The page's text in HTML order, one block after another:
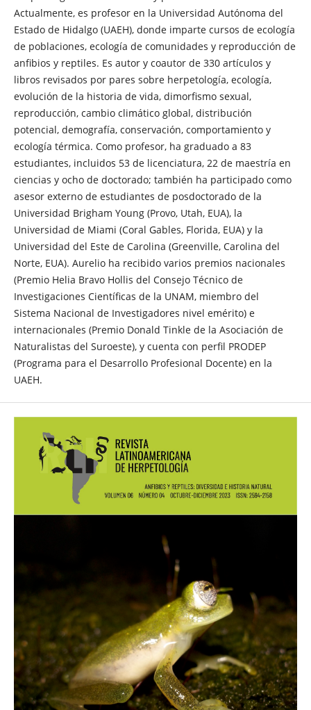
Actualmente, es profesor en la Universidad Autónoma del
Estado de Hidalgo (UAEH), donde imparte cursos de ecología
de poblaciones, ecología de comunidades y reproducción de
anfibios y reptiles. Es autor y coautor de 330 artículos y
libros revisados por pares sobre herpetología, ecología,
evolución de la historia de vida, dimorfismo sexual,
reproducción, cambio climático global, distribución
potencial, demografía, conservación, comportamiento y
ecología térmica. Como profesor, ha graduado a 83
estudiantes, incluidos 53 de licenciatura, 22 de maestría en
ciencias y ocho de doctorado; también ha participado como
asesor externo de estudiantes de posdoctorado de la
Universidad Brigham Young (Provo, Utah, EUA), la
Universidad de Miami (Coral Gables, Florida, EUA) y la
Universidad del Este de Carolina (Greenville, Carolina del
Norte, EUA). Aurelio ha recibido varios premios nacionales
(Premio Helia Bravo Hollis del Consejo Técnico de
Investigaciones Científicas de la UNAM, miembro del
Sistema Nacional de Investigadores nivel emérito) e
internacionales (Premio Donald Tinkle de la Asociación de
Naturalistas del Suroeste), y cuenta con perfil PRODEP
(Programa para el Desarrollo Profesional Docente) en la
UAEH.